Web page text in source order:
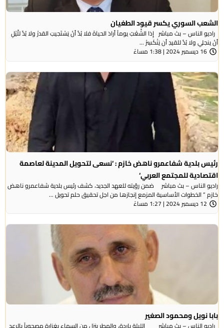
الشعب السوري يكسر قيود الطغيان
راديو الناس – بث مباشر إِذا الشَّعْبُ يوماً أرادَ الحياةَ فلا بُدَّ أنْ يَسْتَجيبَ القدرْ ولا بُدَّ للَّيْلِ
أنْ ينجلي ولا بُدَّ للقيدِ أن يَنْكَسِرْ ...
16 ديسمبر 2024 | 1:38 مساءً
رئيس بلدية شفاعمرو ناهض خازم : ‘نسعى لتحويل المدينة لعاصمة
اقتصادية للمجتمع العربي‘
راديو الناس – بث مباشر ضمن رؤيته للعهد الجديد، كشف رئيس بلدية شفاعمرو ناهض
خازم ” الخطوات الأساسية المزمع إنجازها من اجل تحقيق حلم تحويل ...
12 ديسمبر 2024 | 1:27 مساءً
بابا نويل ومحمود الصغير